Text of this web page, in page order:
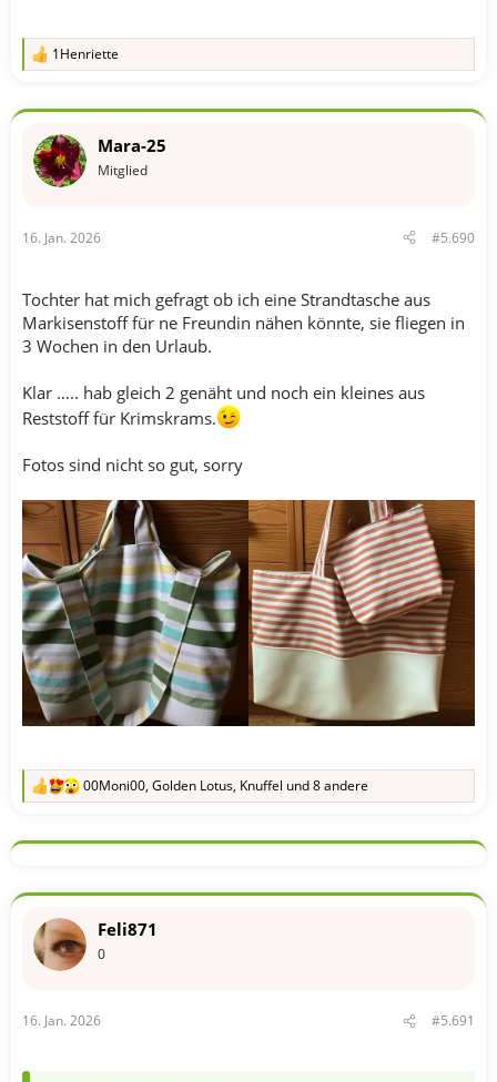
R
k
o
:
1Henriette
Mara-25
Mitglied
16. Jan. 2026 #5.690
Tochter hat mich gefragt ob ich eine Strandtasche aus
Markisenstoff für ne Freundin nähen könnte, sie fliegen in
3 Wochen in den Urlaub.
Klar ….. hab gleich 2 genäht und noch ein kleines aus
Reststoff für Krimskrams.
Fotos sind nicht so gut, sorry
R
k
o
e
n
00Moni00, Golden Lotus, Knuffel und 8 andere
Feli871
0
16. Jan. 2026 #5.691